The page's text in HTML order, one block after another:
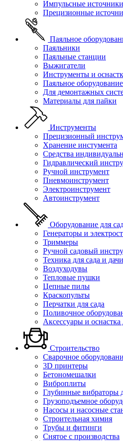
Импульсные
Прецизионные
Паяльное
Паяльники
Паяльные станции
Выжигатели
Инструменты и
Паяльное
Для демонтажных
Материалы для пайки
Инструменты
Прецизионный
Хранение инстумента
Средства
Гидравлический
Ручной инструмент
Пневмоинструмент
Электроинструмент
Автоинструмент
Оборудование для
Генераторы и
Триммеры
Ручной садовый
Техника для сада и дачи
Воздуходувы
Тепловые пушки
Цепные пилы
Краскопульты
Перчатки для сада
Поливочное
Аксессуары и
Строительство
Сварочное
3D принтеры
Бетономешалки
Виброплиты
Глубинные вибраторы
Грузоподъемное
Насосы и насосные
Строительная химия
Трубы и фитинги
Снятое с производства